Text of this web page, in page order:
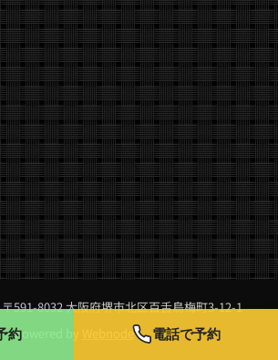
591-8032 大阪府堺市北区百舌鳥梅町3-12-1
Powered by
Webnode
約 電話で予約